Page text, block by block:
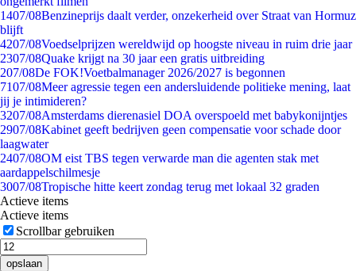
1407/08Benzineprijs daalt verder, onzekerheid over Straat van Hormuz
blijft
4207/08Voedselprijzen wereldwijd op hoogste niveau in ruim drie jaar
2307/08Quake krijgt na 30 jaar een gratis uitbreiding
207/08De FOK!Voetbalmanager 2026/2027 is begonnen
7107/08Meer agressie tegen een andersluidende politieke mening, laat
jij je intimideren?
3207/08Amsterdams dierenasiel DOA overspoeld met babykonijntjes
2907/08Kabinet geeft bedrijven geen compensatie voor schade door
laagwater
2407/08OM eist TBS tegen verwarde man die agenten stak met
aardappelschilmesje
3007/08Tropische hitte keert zondag terug met lokaal 32 graden
Actieve items
Actieve items
Scrollbar gebruiken
opslaan